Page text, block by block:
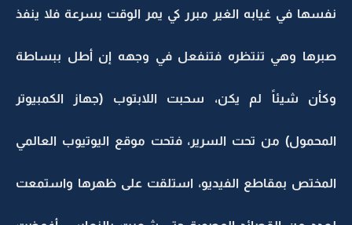
نفسها في غيابه الغير مبرر كي يمر الوقت بسرعة فلا ينفذ
صبرها وهي تنتظره فتنفعل في وجهه إن أطل ببساطة
وكأن شيئاً لم يكن، سحبت اللابتوب (جهاز الكمبيوتر
المحمول) من تحت السرير، فتحت موقع اليوتيوب العالمي
المختص بمقاطع الفيديو، استلقت على ظهرها واستمعت